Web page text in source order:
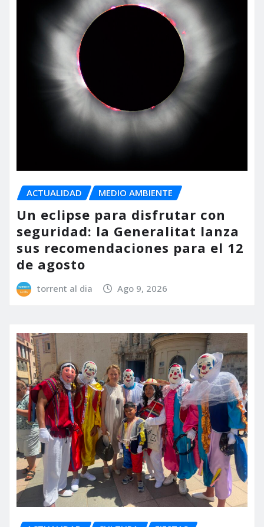
ACTUALIDAD MEDIO AMBIENTE
Un eclipse para disfrutar con
seguridad: la Generalitat lanza
sus recomendaciones para el 12
de agosto
torrent al dia Ago 9, 2026